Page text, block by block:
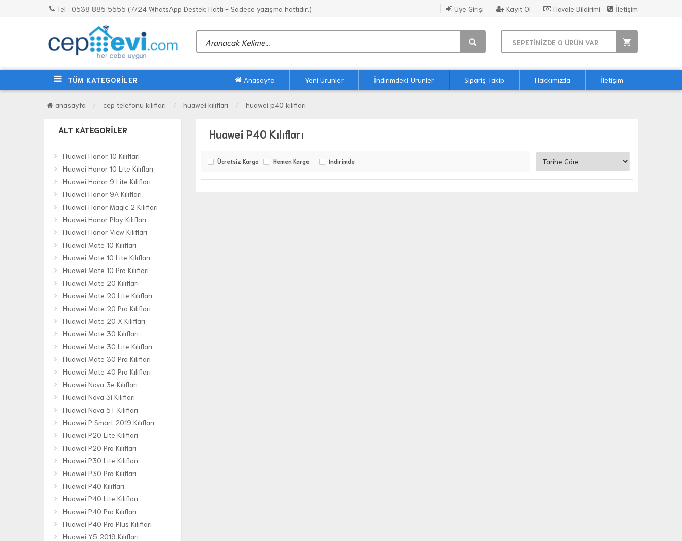
Tel : 0538 885 5555 (7/24 WhatsApp Destek Hattı - Sadece yazışma hattıdır.) Üye Girişi Kayıt Ol Havale Bildirimi İletişim
SEPETİNİZDE 0 ÜRÜN VAR
TÜM KATEGORİLER Anasayfa Yeni Ürünler İndirimdeki Ürünler Sipariş Takip Hakkımızda İletişim
anasayfa cep telefonu kılıfları huawei kılıfları huawei p40 kılıfları
ALT KATEGORILER
Huawei Honor 10 Kılıfları
Huawei Honor 10 Lite Kılıfları
Huawei Honor 9 Lite Kılıfları
Huawei Honor 9A Kılıfları
Huawei Honor Magic 2 Kılıfları
Huawei Honor Play Kılıfları
Huawei Honor View Kılıfları
Huawei Mate 10 Kılıfları
Huawei Mate 10 Lite Kılıfları
Huawei Mate 10 Pro Kılıfları
Huawei Mate 20 Kılıfları
Huawei Mate 20 Lite Kılıfları
Huawei Mate 20 Pro Kılıfları
Huawei Mate 20 X Kılıfları
Huawei Mate 30 Kılıfları
Huawei Mate 30 Lite Kılıfları
Huawei Mate 30 Pro Kılıfları
Huawei Mate 40 Pro Kılıfları
Huawei Nova 3e Kılıfları
Huawei Nova 3i Kılıfları
Huawei Nova 5T Kılıfları
Huawei P Smart 2019 Kılıfları
Huawei P20 Lite Kılıfları
Huawei P20 Pro Kılıfları
Huawei P30 Lite Kılıfları
Huawei P30 Pro Kılıfları
Huawei P40 Kılıfları
Huawei P40 Lite Kılıfları
Huawei P40 Pro Kılıfları
Huawei P40 Pro Plus Kılıfları
Huawei Y5 2019 Kılıfları
Huawei P40 Kılıfları
Ücretsiz Kargo Hemen Kargo İndirimde